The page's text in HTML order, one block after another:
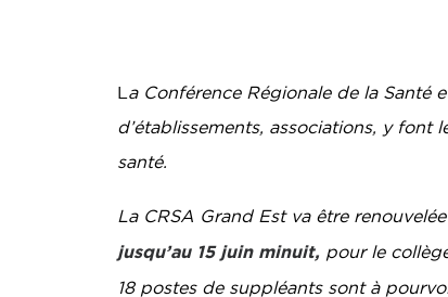
L a Conférence Régionale de la Santé
d’établissements, associations, y
santé.
La CRSA Grand Est va être
jusqu’au 15 juin minuit, pour le
18 postes de suppléants sont à